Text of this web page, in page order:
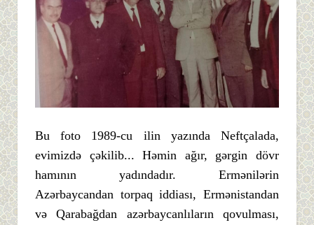
Bu foto 1989-cu ilin yazında Neftçalada,
evimizdə çəkilib... Həmin ağır, gərgin dövr
hamının yadındadır. Ermənilərin
Azərbaycandan torpaq iddiası, Ermənistandan
və Qarabağdan azərbaycanlıların qovulması,